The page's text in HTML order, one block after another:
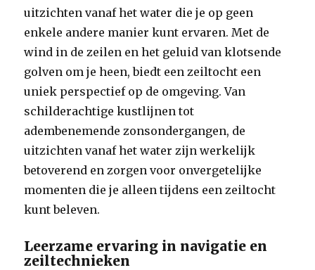
uitzichten vanaf het water die je op geen
enkele andere manier kunt ervaren. Met de
wind in de zeilen en het geluid van klotsende
golven om je heen, biedt een zeiltocht een
uniek perspectief op de omgeving. Van
schilderachtige kustlijnen tot
adembenemende zonsondergangen, de
uitzichten vanaf het water zijn werkelijk
betoverend en zorgen voor onvergetelijke
momenten die je alleen tijdens een zeiltocht
kunt beleven.
Leerzame ervaring in navigatie en
zeiltechnieken